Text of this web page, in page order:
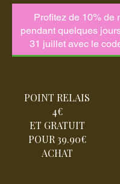
POINT RELAIS
4€
ET GRATUIT
POUR 39.90€
ACHAT